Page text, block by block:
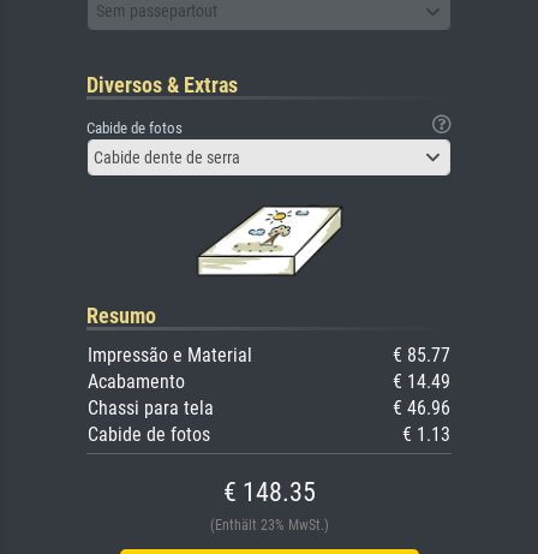
Sem passepartout
Diversos & Extras
Cabide de fotos
Cabide dente de serra
Resumo
Impressão e Material
€ 85.77
Acabamento
€ 14.49
Chassi para tela
€ 46.96
Cabide de fotos
€ 1.13
€ 148.35
(Enthält 23% MwSt.)